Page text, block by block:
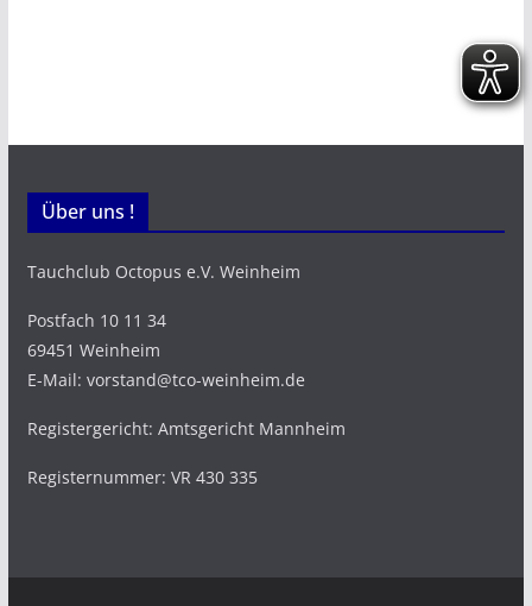
Über uns !
Tauchclub Octopus e.V. Weinheim
Postfach 10 11 34
69451 Weinheim
E-Mail: vorstand@tco-weinheim.de
Registergericht: Amtsgericht Mannheim
Registernummer: VR 430 335